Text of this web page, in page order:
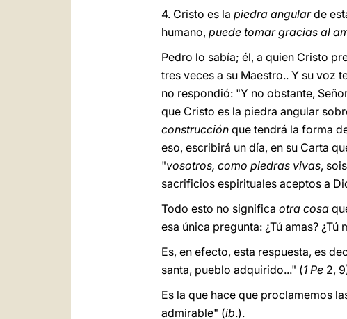
4. Cristo es la piedra angularde
humano, puede tomar gracias al
Pedro lo sabía; él, a quien Cristo
tres veces a su Maestro.. Y su voz
no respondió: "Y no obstante,
que Cristo es la piedra angular
construcción que tendrá la forma
eso, escribirá un día, en su Carta
"vosotros, como piedras vivas,
sacrificios espirituales aceptos a
Todo esto no significa otra cosa
esa única pregunta: ¿Tú amas? ¿Tú
Es, en efecto, esta respuesta, es
santa, pueblo adquirido..." (1 Pe 2,
Es la que hace que proclamemos
admirable" (ib.).